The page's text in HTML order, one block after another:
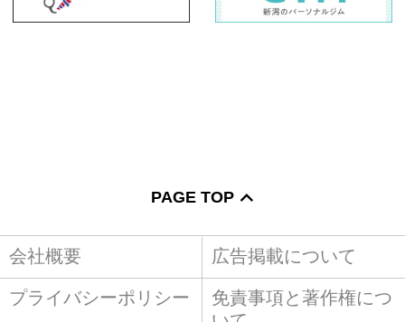
PAGE TOP
会社概要 広告掲載について
プライバシーポリシー
免責事項と著作権につ